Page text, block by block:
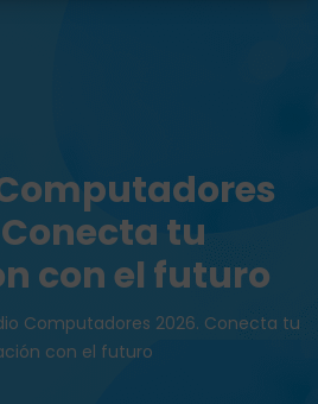
tu
con el futuro
Computadores 2026. Conecta tu
con el futuro